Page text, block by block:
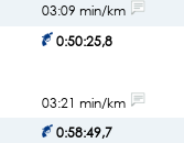
03:09 min/km
0:50:25,8
03:21 min/km
0:58:49,7